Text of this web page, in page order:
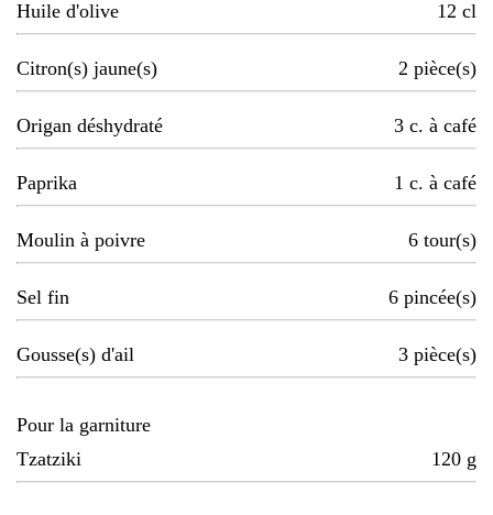
Huile d'olive 12 cl
Citron(s) jaune(s) 2 pièce(s)
Origan déshydraté 3 c. à café
Paprika 1 c. à café
Moulin à poivre 6 tour(s)
Sel fin 6 pincée(s)
Gousse(s) d'ail 3 pièce(s)
Pour la garniture
Tzatziki
120 g